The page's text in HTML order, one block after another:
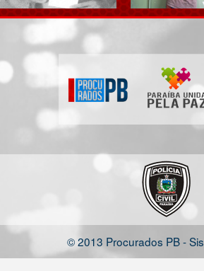
© 2013 Procurados PB -